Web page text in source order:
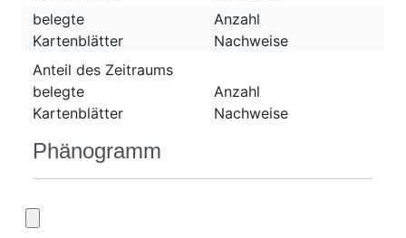
belegte
Kartenblätter
Anzahl
Nachweise
Anteil des Zeitraums
belegte
Kartenblätter
Anzahl
Nachweise
Phänogramm